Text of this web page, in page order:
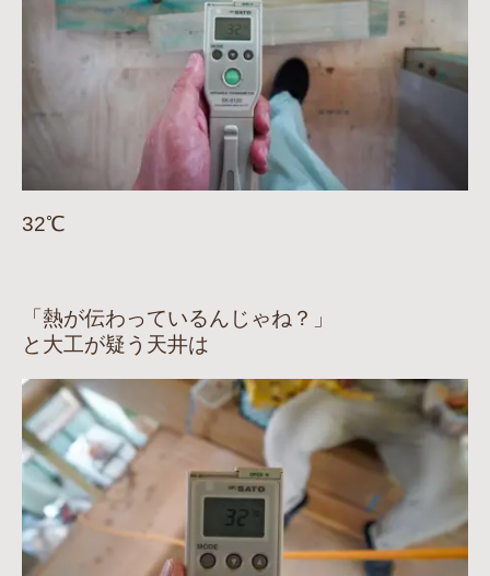
32℃
「熱が伝わっているんじゃね？」
と大工が疑う天井は